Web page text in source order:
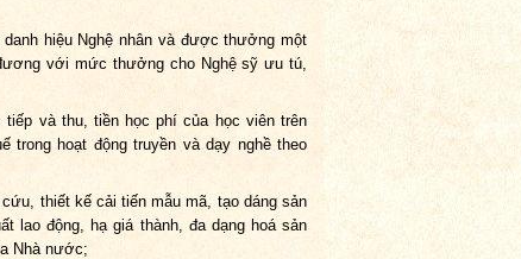
hiệu Nghệ nhân và được thưởng một
với mức thưởng cho Nghệ sỹ ưu tú,
và thu, tiền học phí của học viên trên
trong hoạt động truyền và dạy nghề theo
thiết kế cải tiến mẫu mã, tạo dáng sản
lao động, hạ giá thành, đa dạng hoá sản
Nhà nước;